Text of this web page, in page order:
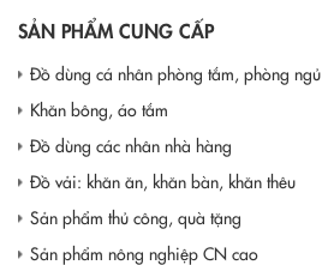
SẢN PHẨM CUNG CẤP
Đồ dùng cá nhân phòng tắm, phòng ngủ
Khăn bông, áo tắm
Đồ dùng các nhân nhà hàng
Đồ vải: khăn ăn, khăn bàn, khăn thêu
Sản phẩm thủ công, quà tặng
Sản phẩm nông nghiệp CN cao